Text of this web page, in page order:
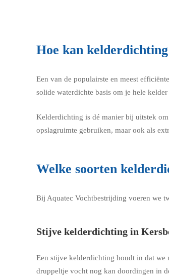
Hoe kan
Een van de populairste en meest
solide waterdichte basis om je hele
Kelderdichting is dé manier bij uitstek
opslagruimte gebruiken, maar ook als
Welke soorten
Bij Aquatec Vochtbestrijding voeren we
Stijve kelderdichting in
Een stijve kelderdichting houdt in dat we
druppeltje vocht nog kan doordingen in